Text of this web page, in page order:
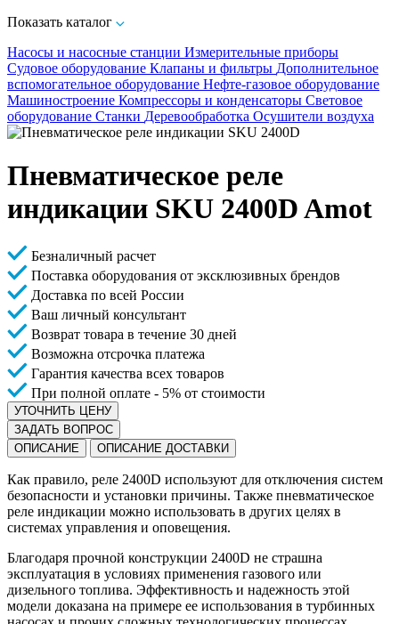
Показать каталог
Насосы и насосные станции Измерительные приборы
Судовое оборудование Клапаны и фильтры Дополнительное
вспомогательное оборудование Нефте-газовое оборудование
Машиностроение Компрессоры и конденсаторы Световое
оборудование Станки Деревообработка Осушители воздуха
Пневматическое реле
индикации SKU 2400D Amot
Безналичный расчет
Поставка оборудования от эксклюзивных брендов
Доставка по всей России
Ваш личный консультант
Возврат товара в течение 30 дней
Возможна отсрочка платежа
Гарантия качества всех товаров
При полной оплате - 5% от стоимости
УТОЧНИТЬ ЦЕНУ
ЗАДАТЬ ВОПРОС
ОПИСАНИЕ
ОПИСАНИЕ ДОСТАВКИ
Как правило, реле 2400D используют для отключения систем
безопасности и установки причины. Также пневматическое
реле индикации можно использовать в других целях в
системах управления и оповещения.
Благодаря прочной конструкции 2400D не страшна
эксплуатация в условиях применения газового или
дизельного топлива. Эффективность и надежность этой
модели доказана на примере ее использования в турбинных